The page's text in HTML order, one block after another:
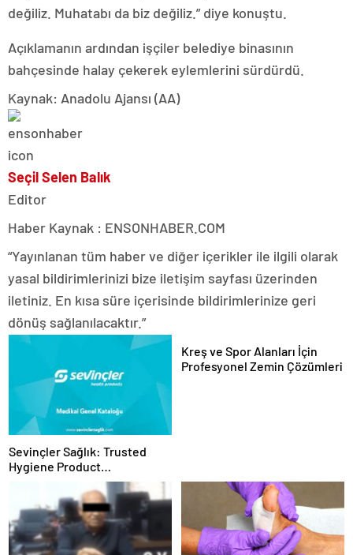
değiliz. Muhatabı da biz değiliz.” diye konuştu.
Açıklamanın ardından işçiler belediye binasının
bahçesinde halay çekerek eylemlerini sürdürdü.
Kaynak: Anadolu Ajansı (AA)
Seçil Selen Balık
Editor
Haber Kaynak : ENSONHABER.COM
“Yayınlanan tüm haber ve diğer içerikler ile ilgili olarak
yasal bildirimlerinizi bize iletişim sayfası üzerinden
iletiniz. En kısa süre içerisinde bildirimlerinize geri
dönüş sağlanılacaktır.”
Sevinçler Sağlık: Trusted
Hygiene Product
Manufacturer in Turkey
Kreş ve Spor Alanları İçin
Profesyonel Zemin Çözümleri